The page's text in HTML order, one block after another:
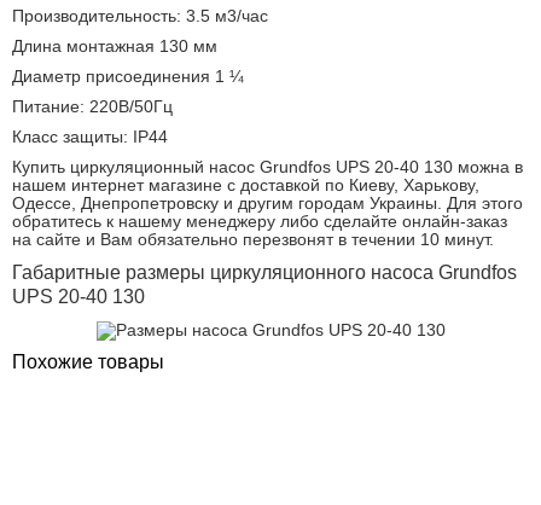
Производительность: 3.5 м3/час
Длина монтажная 130 мм
Диаметр присоединения 1 ¼
Питание: 220В/50Гц
Класс защиты: IP44
Купить циркуляционный насос Grundfos UPS 20-40 130 можна в
нашем интернет магазине с доставкой по Киеву, Харькову,
Одессе, Днепропетровску и другим городам Украины. Для этого
обратитесь к нашему менеджеру либо сделайте онлайн-заказ
на сайте и Вам обязательно перезвонят в течении 10 минут.
Габаритные размеры циркуляционного насоса Grundfos
UPS 20-40 130
Похожие товары